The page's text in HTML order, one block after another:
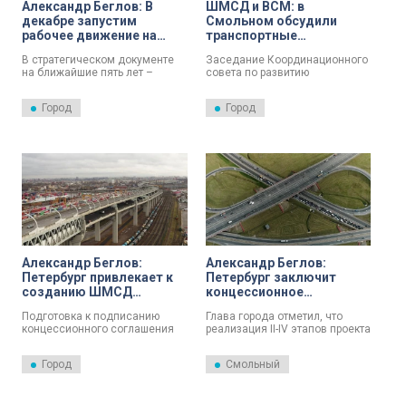
Александр Беглов: В
декабре запустим
рабочее движение на
первом этапе ШМСД
В стратегическом документе
на ближайшие пять лет –
развития Санкт-Петербурга» –
транспортному каркасу города
рассказал обсудил сегодня
транспортные мегапроекты с
заместителем Председателя
Правительства России
Виталием Савельевым. Глава
города рассказал о ходе
строительства ШМСД.
Город
ШМСД и ВСМ: в
Смольном обсудили
транспортные
Заседание Координационного
совета по развитию
Петербурга и Ленинградской
области проходит сегодня в
Город
Александр Беглов:
Петербург привлекает к
созданию ШМСД
города по ГЧП-проектам
Подготовка к подписанию
концессионного соглашения
ШМСД вышла на финишную
прямую. Заключить
Город
Александр Беглов:
Петербург заключит
концессионное
транспортной неделе в
Москве
Глава города отметил, что
реализация II-IV этапов проекта
скоростного движения
начнется за счет города и
Смольный